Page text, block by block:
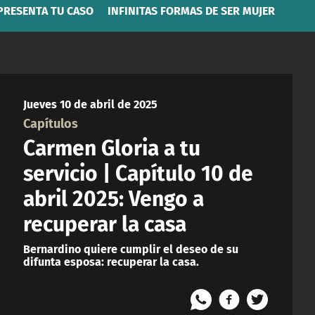
TU CASO INFINITAS FORMAS DE SER MUJER
Jueves 10 de abril de 2025
Capítulos
Carmen Gloria a tu
servicio | Capítulo 10 de
abril 2025: Vengo a
recuperar la casa
Bernardino quiere cumplir el deseo de su
difunta esposa: recuperar la casa.